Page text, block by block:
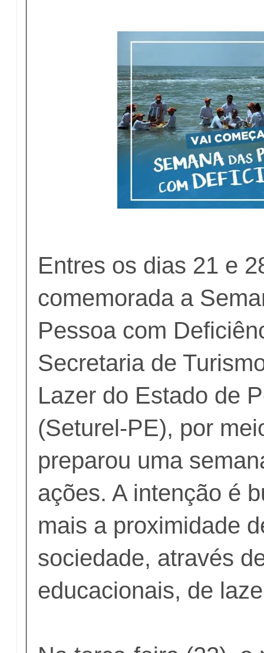
Entres os dias 21 e
comemorada a
Pessoa com
Secretaria de
Lazer do Estado de
(Seturel-PE), por
preparou uma
ações. A intenção é
mais a proximidade
sociedade, através
educacionais, de